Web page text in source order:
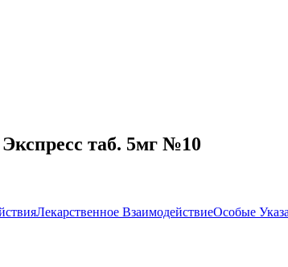
таб. 5мг №10
Лекарственное ВзаимодействиеОсобые